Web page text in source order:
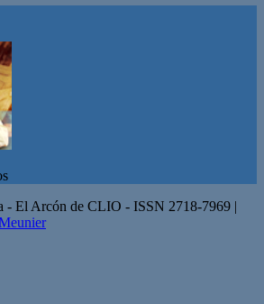
- El Arcón de CLIO - ISSN 2718-7969 |